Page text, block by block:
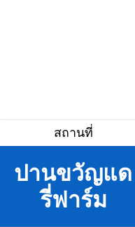
สถานที่
ปานขวัญแด
รี่ฟาร์ม